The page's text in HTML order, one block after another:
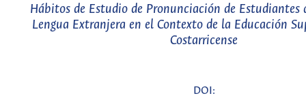
Hábitos de Estudio de Pronunciación de Estudiantes
Lengua Extranjera en el Contexto de la Educación
Costarricense
DOI: